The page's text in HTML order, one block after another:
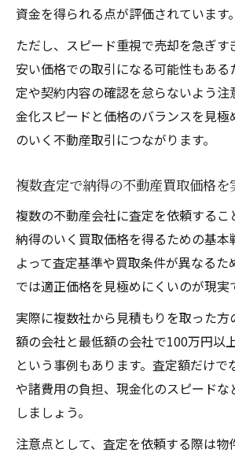
資金を得られる点が評価されています。
ただし、スピード重視で売却を急ぎす
安い価格での取引になる可能性もあ
定や契約内容の確認を怠らないよう注
金化スピードと価格のバランスを見極
のいく不動産取引につながります。
複数査定で納得の不動産買取価格を
複数の不動産会社に査定を依頼するこ
納得のいく買取価格を得るための基本
よって査定基準や買取条件が異なるた
では適正価格を見極めにくいのが現実
実際に複数社から見積もりを取った方
額の会社と最低額の会社で100万円以
という事例もあります。査定額だけで
や諸費用の負担、現金化のスピードな
しましょう。
注意点として、査定を依頼する際は物